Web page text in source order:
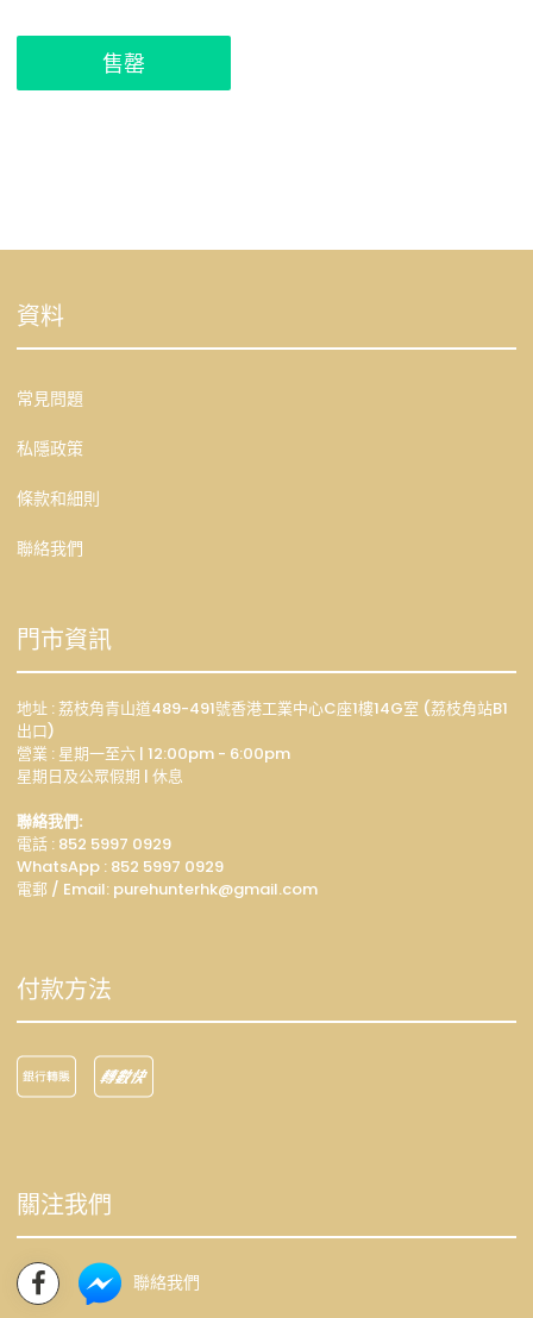
售罄
資料
常見問題
私隱政策
條款和細則
聯絡我們
門市資訊
地址 : 荔枝角青山道489-491號香港工業中心C座1樓14G室 (荔枝角站B1
出口)
營業 : 星期一至六 | 12:00pm - 6:00pm
星期日及公眾假期 | 休息
聯絡我們:
電話 : 852 5997 0929
WhatsApp : 852 5997 0929
電郵 / Email: purehunterhk@gmail.com
付款方法
關注我們
聯絡我們